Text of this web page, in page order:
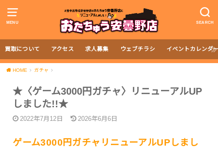
MENU SEARCH
買取について アクセス 求人募集 ウェブチラシ イベントカレンダ
HOME ガチャ
★〈ゲーム3000円ガチャ〉リニューアルUP
しました!!★
2022年7月12日 2026年6月6日
ゲーム3000円ガチャリニューアルUPしまし